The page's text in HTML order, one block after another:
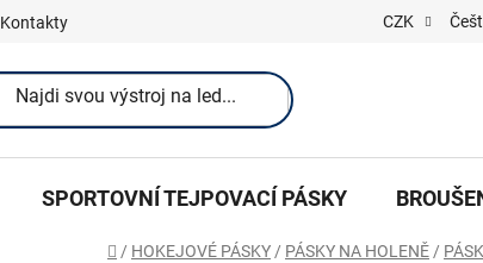
Kontakty CZK
SPORTOVNÍ TEJPOVACÍ PÁSKY
Domů
/ HOKEJOVÉ PÁSKY / PÁSKY NA HOLENĚ /